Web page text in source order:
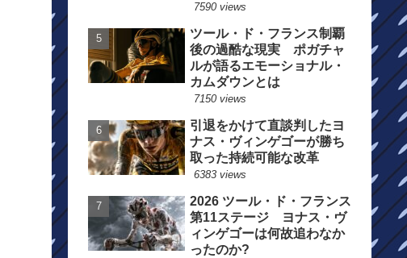
7590 views
ツール・ド・フランス制覇
後の過酷な現実 ポガチャ
ルが語るエモーショナル・
カムダウンとは
7150 views
引退をかけて直談判したヨ
ナス・ヴィンゲゴーが勝ち
取った持続可能な改革
6383 views
2026 ツール・ド・フランス
第11ステージ ヨナス・ヴ
ィンゲゴーは何故追わなか
ったのか?